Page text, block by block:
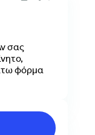
σας
φόρμα